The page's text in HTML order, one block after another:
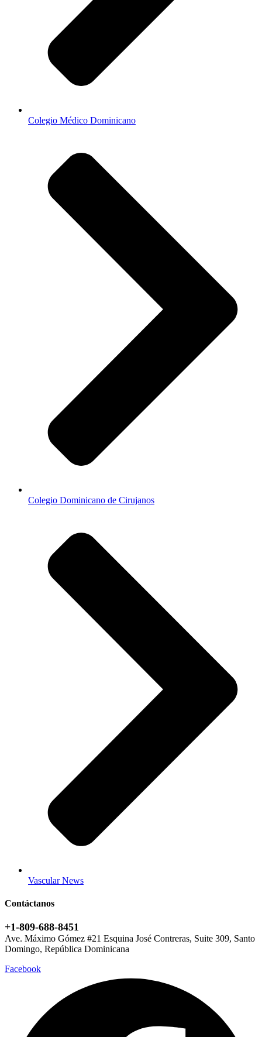
Colegio Médico Dominicano
Colegio Dominicano de Cirujanos
Vascular News
Contáctanos
+1-809-688-8451
Ave. Máximo Gómez #21 Esquina José Contreras, Suite 309, Santo
Domingo, República Dominicana
Facebook